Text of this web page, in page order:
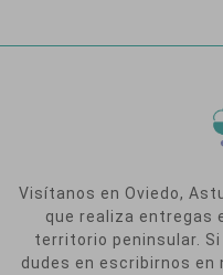
Visítanos en Oviedo,
que realiza entregas
territorio peninsular.
dudes en escribirnos